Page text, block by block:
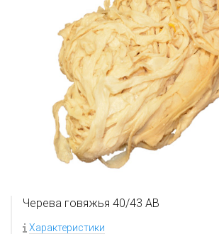
Черева говяжья 40/43 АВ
Характеристики